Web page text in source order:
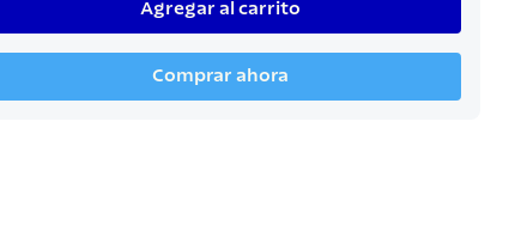
Agregar al carrito
Comprar ahora